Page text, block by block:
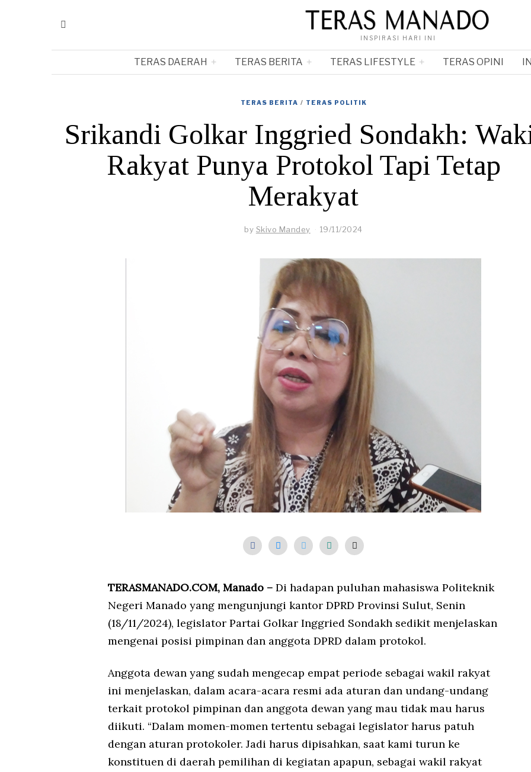
INSPIRASI HARI INI
TERAS DAERAH TERAS BERITA TERAS LIFESTYLE TERAS OPINI
TERAS BERITA / TERAS POLITIK
Srikandi Golkar Inggried Sondakh:
Rakyat Punya Protokol Tapi Tetap
Merakyat
by Skivo Mandey 19/11/2024
1
2
0
2
TERASMANADO.COM, Manado – Di hadapan puluhan mahasiswa Politeknik
Negeri Manado yang mengunjungi kantor DPRD Provinsi Sulut, Senin
(18/11/2024), legislator Partai Golkar Inggried Sondakh sedikit menjelaskan
mengenai posisi pimpinan dan anggota DPRD dalam protokol.
Anggota dewan yang sudah mengecap empat periode sebagai wakil rakyat
ini menjelaskan, dalam acara-acara resmi ada aturan dan undang-undang
terkait protokol pimpinan dan anggota dewan yang mau tidak mau harus
diikuti. “Dalam momen-momen tertentu sebagai legislator harus patuh
dengan aturan protokoler. Jadi harus dipisahkan, saat kami turun ke
konstituen di daerah pemilihan di kegiatan apapun, sebagai wakil rakyat